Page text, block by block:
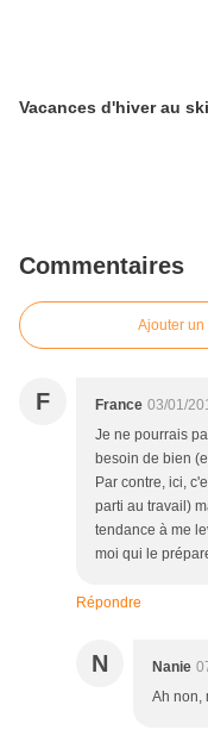
Vacances d'hiver au
Commentaires
Ajouter un
F France 03/01/
Je ne pourrais
besoin de bien
Par contre, ici,
parti au travail)
tendance à me
moi qui le
Répondre
N Nanie
Ah non,